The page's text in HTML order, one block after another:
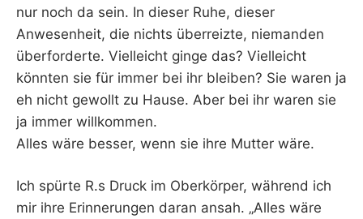
nur noch da sein. In dieser Ruhe, dieser
Anwesenheit, die nichts überreizte, niemanden
überforderte. Vielleicht ginge das? Vielleicht
könnten sie für immer bei ihr bleiben? Sie waren ja
eh nicht gewollt zu Hause. Aber bei ihr waren sie
ja immer willkommen.
Alles wäre besser, wenn sie ihre Mutter wäre.
Ich spürte R.s Druck im Oberkörper, während ich
mir ihre Erinnerungen daran ansah. „Alles wäre